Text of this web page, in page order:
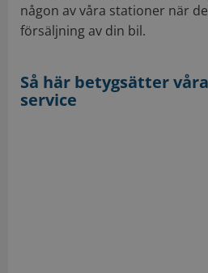
någon av våra stationer när
försäljning av din bil.
Så här betygsätter
service